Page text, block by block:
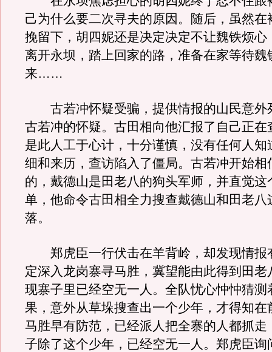
己为什么要二次寻夫的原因。随后，虽然在
挽留下，胡四妮还是决定决定不让魏铁烦心
离开永坝，踏上回家的路，准备在家等待魏
来……
古若冲怀疑受骗，提供情报的山民意外
古若冲的怀疑。古田相向他汇报了自己正在
是此人工于心计，十分谨慎，没有任何人知
细和来历，查访陷入了僵局。古若冲开始相
的，戴德山是田老八的狗头军师，并直觉这
单，他命令古田相全力搜查戴德山和田老八
落。
郑虎臣一行伏击在羊背岭，却发现情报
定深入龙岗寨寻马胜，冀望能由此得到田老
现寨子里已经空无一人。全队忧心忡忡猜测
果，意外从草垛搜查出一个少年，才得知在
马胜早有防范，已经派人把全寨的人都抓走
子除了这个少年，已经空无一人。郑虎臣询